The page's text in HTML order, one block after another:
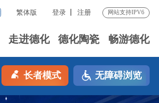
繁体版 登录 注册 网站支持IPV6
走进德化 德化陶瓷 畅游德化
长者模式 无障碍浏览